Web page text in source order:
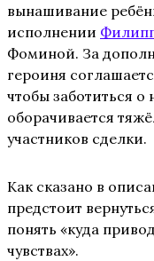
вынашивание
исполнении
Фоминой. За
героиня
чтобы заботиться
оборачивается
участников сделки.
Как сказано в
предстоит
понять «куда
чувствах».